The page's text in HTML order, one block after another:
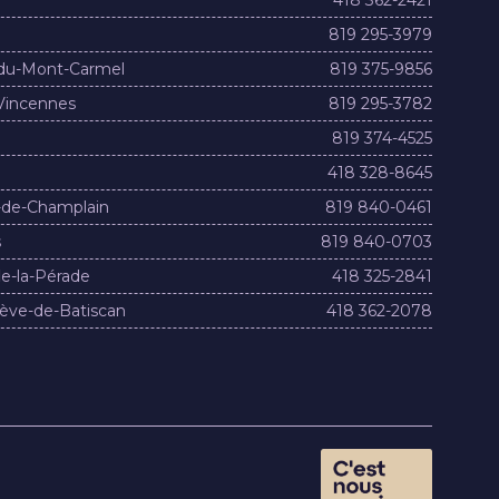
819 295-3979
Mont-Carmel
819 375-9856
819 295-3782
819 374-4525
418 328-8645
Champlain
819 840-0461
819 840-0703
la-Pérade
418 325-2841
de-Batiscan
418 362-2078